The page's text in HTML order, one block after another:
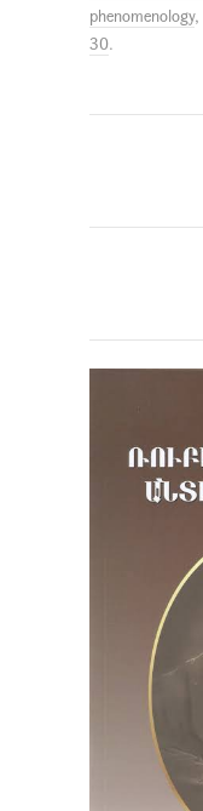
phenomenology,
30.